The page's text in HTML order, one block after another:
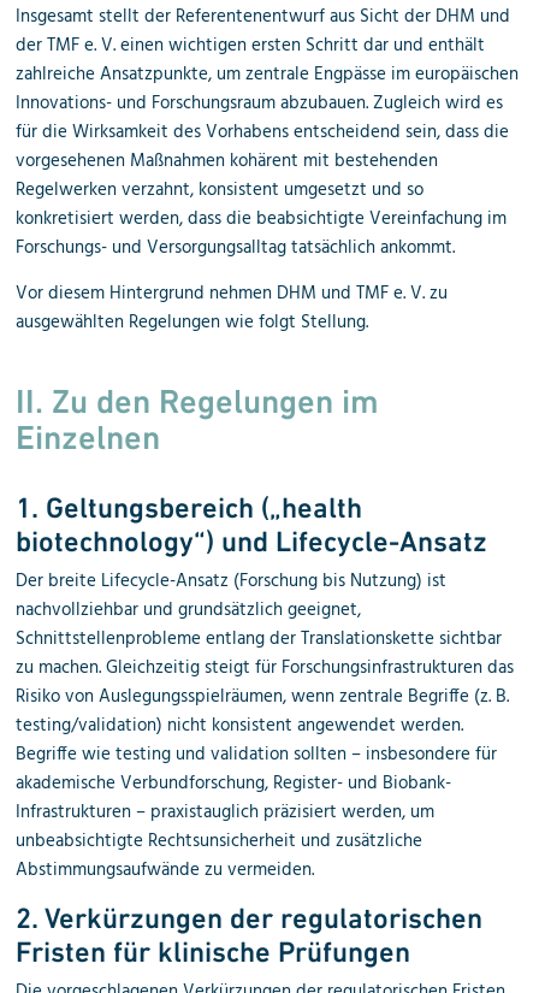
Insgesamt stellt der Referentenentwurf aus Sicht der DHM und
der TMF e. V. einen wichtigen ersten Schritt dar und enthält
zahlreiche Ansatzpunkte, um zentrale Engpässe im europäischen
Innovations- und Forschungsraum abzubauen. Zugleich wird es
für die Wirksamkeit des Vorhabens entscheidend sein, dass die
vorgesehenen Maßnahmen kohärent mit bestehenden
Regelwerken verzahnt, konsistent umgesetzt und so
konkretisiert werden, dass die beabsichtigte Vereinfachung im
Forschungs- und Versorgungsalltag tatsächlich ankommt.
Vor diesem Hintergrund nehmen DHM und TMF e. V. zu
ausgewählten Regelungen wie folgt Stellung.
II. Zu den Regelungen im
Einzelnen
1. Geltungsbereich („health
biotechnology“) und Lifecycle-Ansatz
Der breite Lifecycle-Ansatz (Forschung bis Nutzung) ist
nachvollziehbar und grundsätzlich geeignet,
Schnittstellenprobleme entlang der Translationskette sichtbar
zu machen. Gleichzeitig steigt für Forschungsinfrastrukturen das
Risiko von Auslegungsspielräumen, wenn zentrale Begriffe (z. B.
testing/validation) nicht konsistent angewendet werden.
Begriffe wie testing und validation sollten – insbesondere für
akademische Verbundforschung, Register- und Biobank-
Infrastrukturen – praxistauglich präzisiert werden, um
unbeabsichtigte Rechtsunsicherheit und zusätzliche
Abstimmungsaufwände zu vermeiden.
2. Verkürzungen der regulatorischen
Fristen für klinische Prüfungen